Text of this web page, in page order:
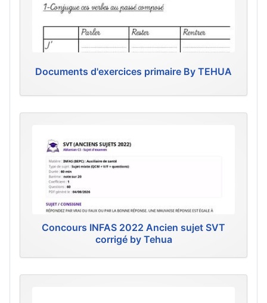
Documents d'exercices primaire By TEHUA
Concours INFAS 2022 Ancien sujet SVT
corrigé by Tehua